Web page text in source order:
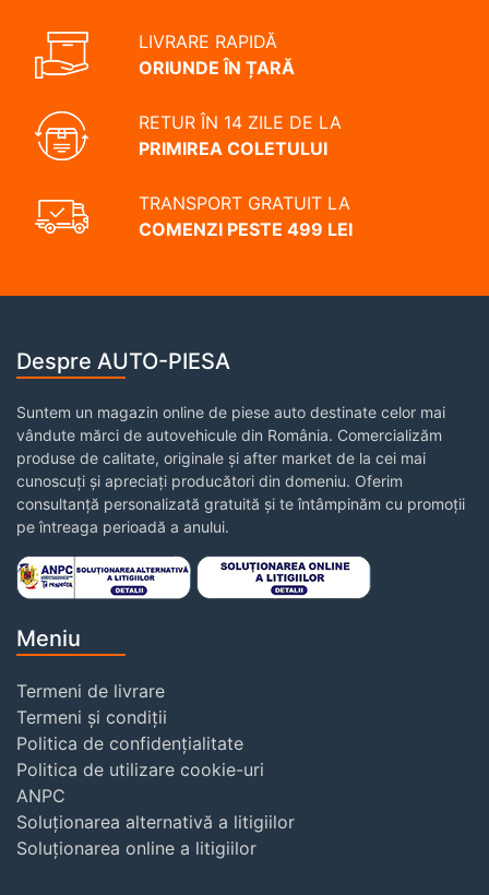
LIVRARE RAPIDĂ
ORIUNDE ÎN ȚARĂ
RETUR ÎN 14 ZILE DE LA
PRIMIREA COLETULUI
TRANSPORT GRATUIT LA
COMENZI PESTE 499 LEI
Despre AUTO-PIESA
Suntem un magazin online de piese auto destinate celor mai
vândute mărci de autovehicule din România. Comercializăm
produse de calitate, originale și after market de la cei mai
cunoscuți și apreciați producători din domeniu. Oferim
consultanță personalizată gratuită și te întâmpinăm cu promoții
pe întreaga perioadă a anului.
Meniu
Termeni de livrare
Termeni și condiții
Politica de confidențialitate
Politica de utilizare cookie-uri
ANPC
Soluționarea alternativă a litigiilor
Soluționarea online a litigiilor